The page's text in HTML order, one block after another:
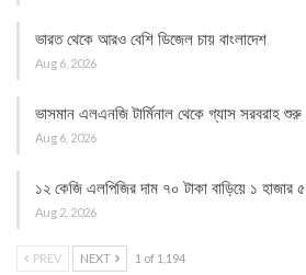
ভারত থেকে আরও বেশি ডিজেল চায় বাংলাদেশ
Aug 6, 2026
ভাসমান এলএনজি টার্মিনাল থেকে গ্যাস সরবরাহ শুরু
Aug 6, 2026
১২ কেজি এলপিজির দাম ৭০ টাকা বাড়িয়ে ১ হাজার
Aug 2, 2026
PREV NEXT 1 of 1,194